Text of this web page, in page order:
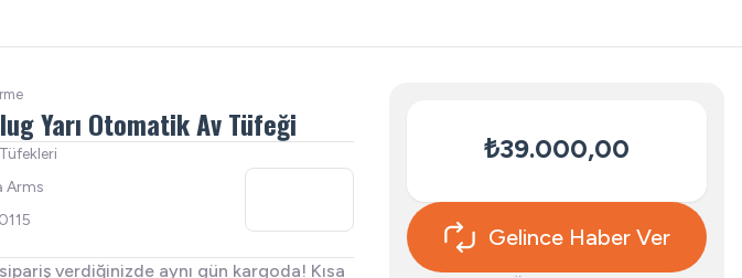
Yarı Otomatik Av Tüfeği
Arms
verdiğinizde aynı gün kargoda! Kısa
₺39.000,00
Gelince Haber Ver